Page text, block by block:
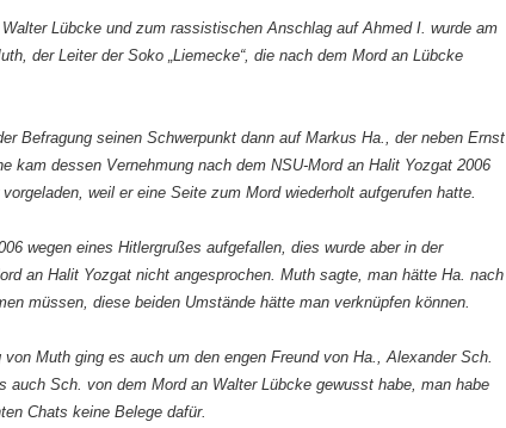
Lübcke und zum rassistischen Anschlag auf Ahmed I. wurde am
der Leiter der Soko „Liemecke“, die nach dem Mord an Lübcke
Befragung seinen Schwerpunkt dann auf Markus Ha., der neben Ernst
kam dessen Vernehmung nach dem NSU-Mord an Halit Yozgat 2006
weil er eine Seite zum Mord wiederholt aufgerufen hatte.
wegen eines Hitlergrußes aufgefallen, dies wurde aber in der
an Halit Yozgat nicht angesprochen. Muth sagte, man hätte Ha. nach
müssen, diese beiden Umstände hätte man verknüpfen können.
von Muth ging es auch um den engen Freund von Ha., Alexander Sch.
auch Sch. von dem Mord an Walter Lübcke gewusst habe, man habe
Chats keine Belege dafür.